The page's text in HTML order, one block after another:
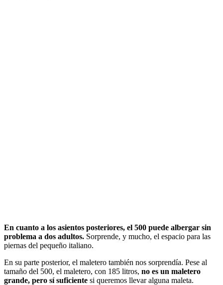
En cuanto a los asientos posteriores, el 500 puede albergar sin
problema a dos adultos. Sorprende, y mucho, el espacio para las
piernas del pequeño italiano.
En su parte posterior, el maletero también nos sorprendía. Pese al
tamaño del 500, el maletero, con 185 litros, no es un maletero
grande, pero sí suficiente si queremos llevar alguna maleta.